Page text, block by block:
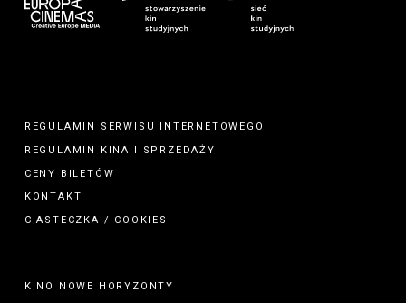
REGULAMIN SERWISU INTERNETOWEGO
REGULAMIN
KINA
SPRZEDAŻY
CENY BILETÓW
KONTAKT
CIASTECZKA / COOKIES
KINO NOWE HORYZONTY